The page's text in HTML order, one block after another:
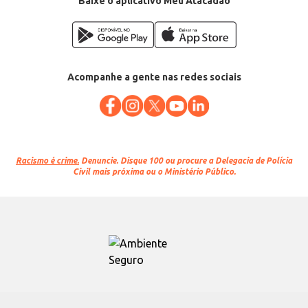
Acompanhe a gente nas redes sociais
Racismo é crime. Denuncie. Disque 100 ou procure a Delegacia de Polícia
Civil mais próxima ou o Ministério Público.